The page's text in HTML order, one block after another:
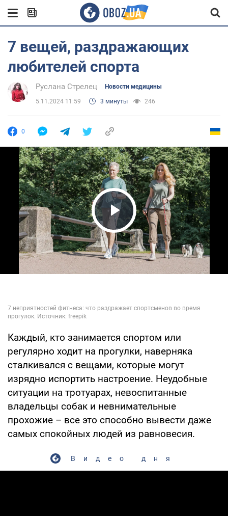
7 вещей, раздражающих
любителей спорта
Руслана Стрелец Новости медицины
5.11.2024 11:59 3 минуты 246
0
Play Video
Каждый, кто занимается спортом или
регулярно ходит на прогулки, наверняка
сталкивался с вещами, которые могут
изрядно испортить настроение. Неудобные
ситуации на тротуарах, невоспитанные
владельцы собак и невнимательные
прохожие – все это способно вывести даже
самых спокойных людей из равновесия.
Видео дня